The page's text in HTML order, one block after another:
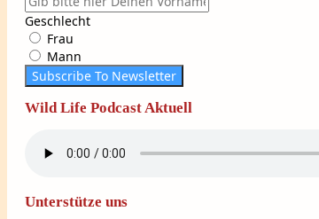
Geschlecht
Frau
Mann
Subscribe To Newsletter
Wild Life Podcast Aktuell
Unterstütze uns